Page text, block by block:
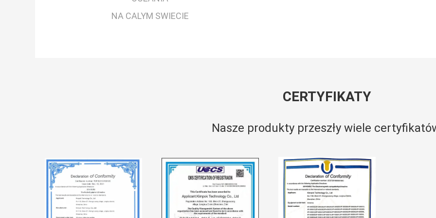
NA CALYM SWIECIE
CERTYFIKATY
Nasze produkty przeszły wiele